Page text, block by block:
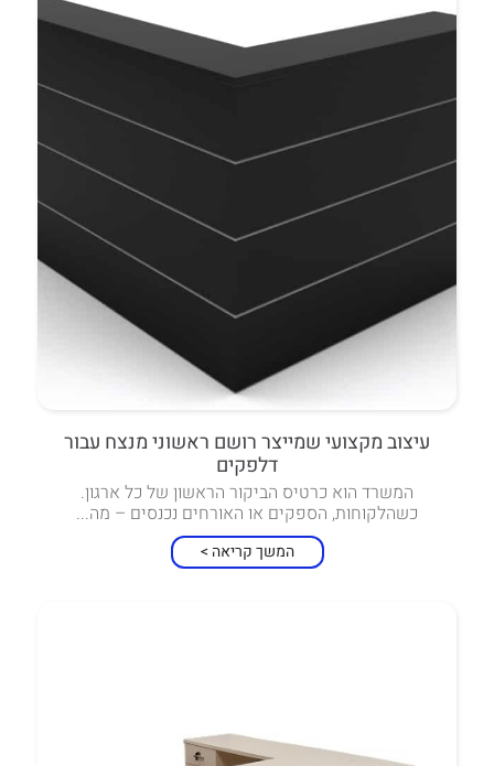
עיצוב מקצועי שמייצר רושם ראשוני מנצח עבור
דלפקים
המשרד הוא כרטיס הביקור הראשון של כל ארגון.
כשהלקוחות, הספקים או האורחים נכנסים – מה...
המשך קריאה >